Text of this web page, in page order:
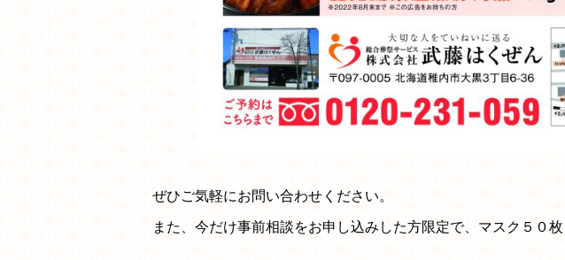
ぜひご気軽にお問い合わせください。
また、今だけ事前相談をお申し込みした方限定で、マスク５０